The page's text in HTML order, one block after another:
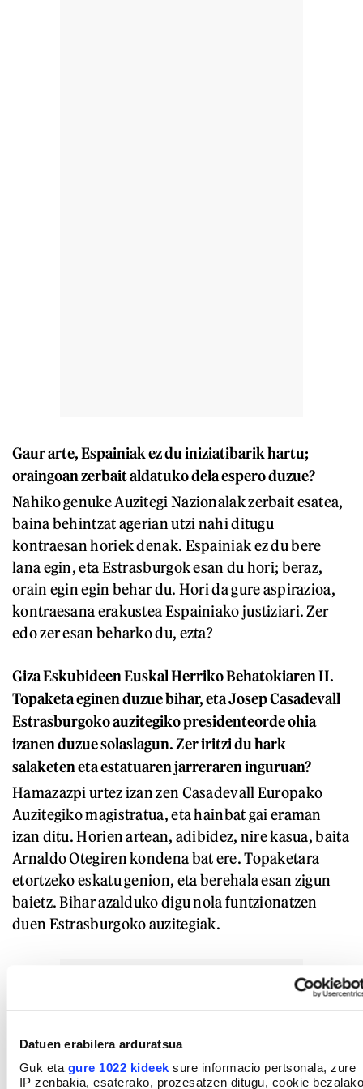
Datuen erabilera arduratsua
Guk eta gure 1022 kideek sure informacio pertsonala, zure
IP zenbakia, esaterako, prozesatzen ditugu, cookie bezalako
Gaur arte, Espainiak ez du iniziatibarik hartu;
oraingoan zerbait aldatuko dela espero duzue?
Nahiko genuke Auzitegi Nazionalak zerbait esatea,
baina behintzat agerian utzi nahi ditugu
kontraesan horiek denak. Espainiak ez du bere
lana egin, eta Estrasburgok esan du hori; beraz,
orain egin egin behar du. Hori da gure aspirazioa,
kontraesana erakustea Espainiako justiziari. Zer
edo zer esan beharko du, ezta?
Giza Eskubideen Euskal Herriko Behatokiaren II.
Topaketa eginen duzue bihar, eta Josep Casadevall
Estrasburgoko auzitegiko presidenteorde ohia
izanen duzue solaslagun. Zer iritzi du hark
salaketen eta estatuaren jarreraren inguruan?
Hamazazpi urtez izan zen Casadevall Europako
Auzitegiko magistratua, eta hainbat gai eraman
izan ditu. Horien artean, adibidez, nire kasua, baita
Arnaldo Otegiren kondena bat ere. Topaketara
etortzeko eskatu genion, eta berehala esan zigun
baietz. Bihar azalduko digu nola funtzionatzen
duen Estrasburgoko auzitegiak.